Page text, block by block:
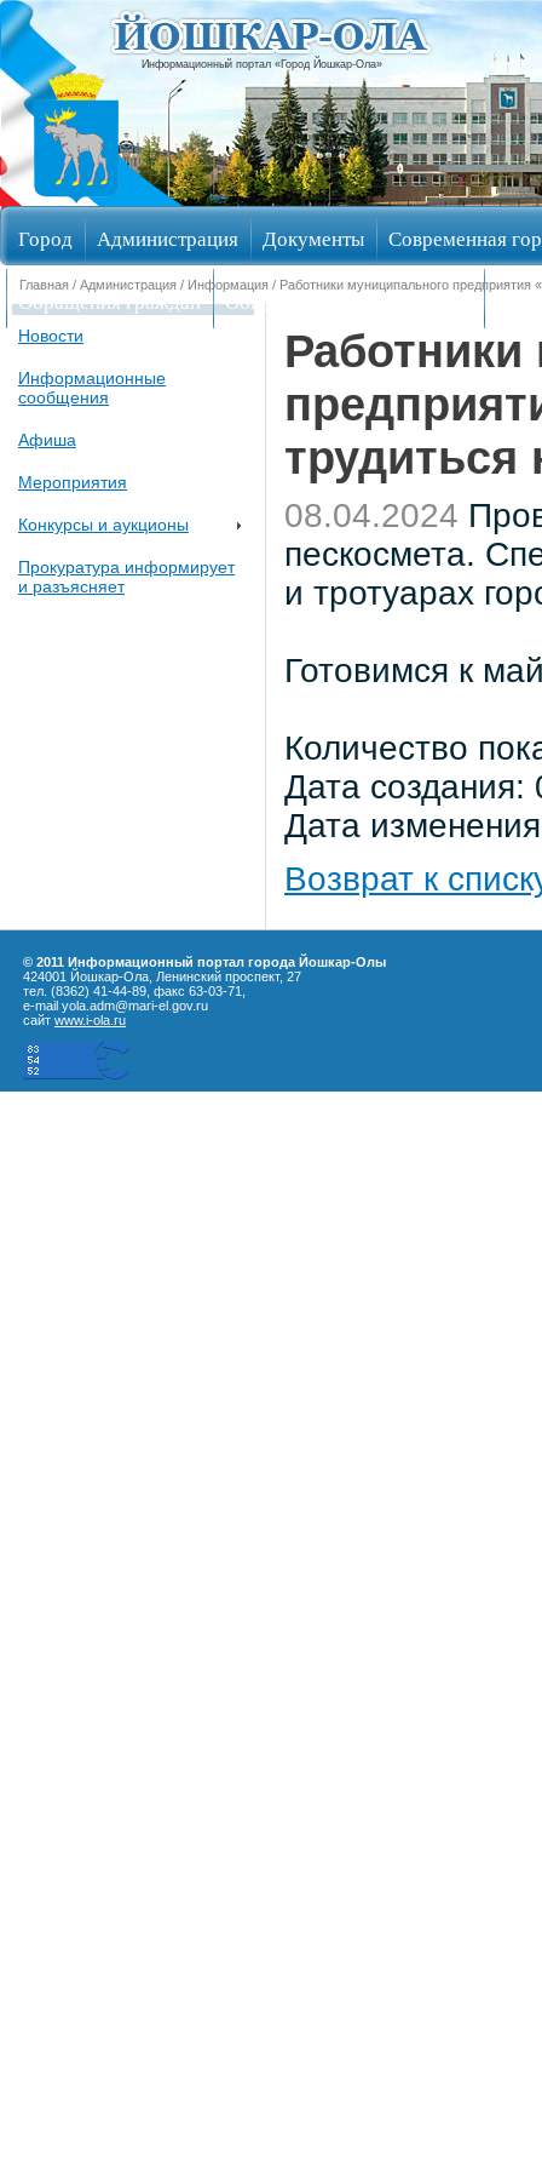
Информационный портал «Город Йошкар-Ола»
Город Администрация Документы Современная
Обращения граждан Общественные обсуждения
Главная / Администрация / Информация / Работники муниципального
Новости
Информационные
сообщения
Афиша
Мероприятия
Конкурсы и аукционы
Прокуратура информирует
и разъясняет
08.04.2024
пескосмета.
и тротуарах
Готовимся к
Количество
Дата
Дата
Возврат к
© 2011 Информационный портал города Йошкар-Олы
424001 Йошкар-Ола, Ленинский проспект, 27
тел. (8362) 41-44-89, факс 63-03-71,
e-mail yola.adm@mari-el.gov.ru
сайт www.i-ola.ru